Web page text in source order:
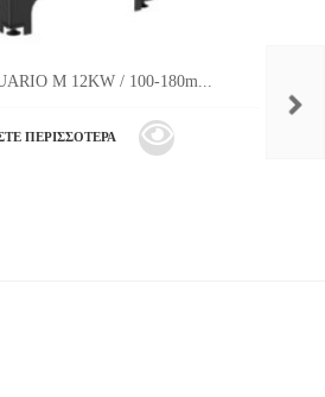
M 12KW / 100-180m...
ΠΕΡΙΣΣΌΤΕΡΑ